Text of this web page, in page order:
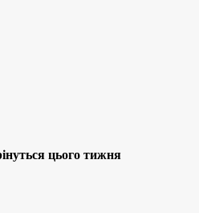
цього тижня